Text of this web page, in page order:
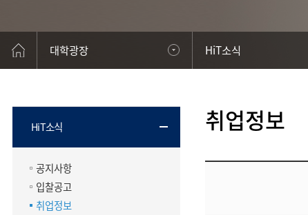
대학광장 HiT소식
HiT소식
공지사항
입찰공고
취업정보
취업정보